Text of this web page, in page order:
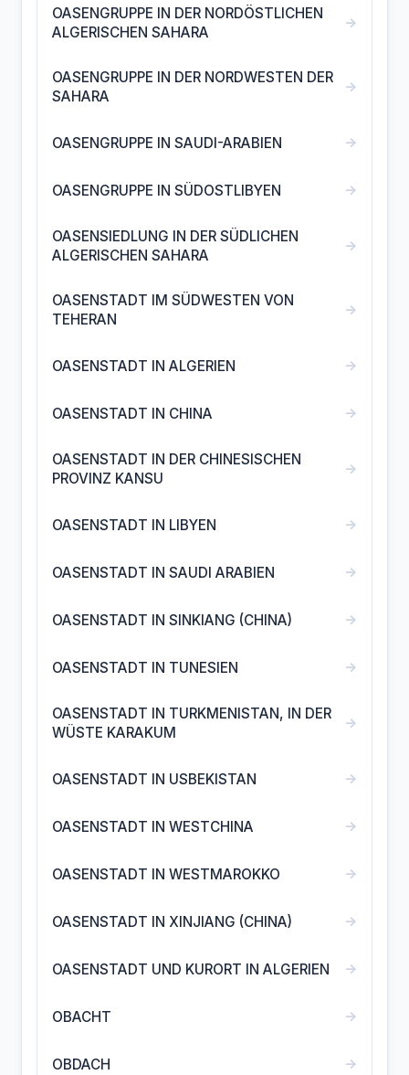
OASENGRUPPE IN DER NORDÖSTLICHEN
ALGERISCHEN SAHARA
→
OASENGRUPPE IN DER NORDWESTEN DER
SAHARA
→
OASENGRUPPE IN SAUDI-ARABIEN →
OASENGRUPPE IN SÜDOSTLIBYEN →
OASENSIEDLUNG IN DER SÜDLICHEN
ALGERISCHEN SAHARA
→
OASENSTADT IM SÜDWESTEN VON
TEHERAN
→
OASENSTADT IN ALGERIEN →
OASENSTADT IN CHINA →
OASENSTADT IN DER CHINESISCHEN
PROVINZ KANSU
→
OASENSTADT IN LIBYEN →
OASENSTADT IN SAUDI ARABIEN →
OASENSTADT IN SINKIANG (CHINA) →
OASENSTADT IN TUNESIEN →
OASENSTADT IN TURKMENISTAN, IN DER
WÜSTE KARAKUM
→
OASENSTADT IN USBEKISTAN →
OASENSTADT IN WESTCHINA →
OASENSTADT IN WESTMAROKKO →
OASENSTADT IN XINJIANG (CHINA) →
OASENSTADT UND KURORT IN ALGERIEN →
OBACHT →
OBDACH →